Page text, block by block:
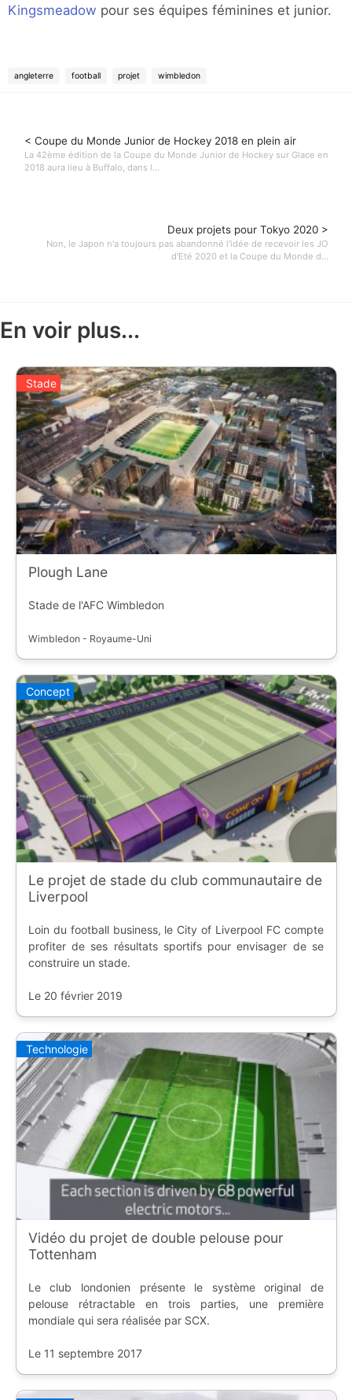
Kingsmeadow pour ses équipes féminines et junior.
angleterre football projet wimbledon
< Coupe du Monde Junior de Hockey 2018 en plein air
La 42ème édition de la Coupe du Monde Junior de Hockey sur Glace en
2018 aura lieu à Buffalo, dans l...
Deux projets pour Tokyo 2020 >
Non, le Japon n'a toujours pas abandonné l'idée de recevoir les JO
d'Eté 2020 et la Coupe du Monde d...
En voir plus...
Stade
Plough Lane
Stade de l'AFC Wimbledon
Wimbledon - Royaume-Uni
Concept
Le projet de stade du club communautaire de
Liverpool
Loin du football business, le City of Liverpool FC compte
profiter de ses résultats sportifs pour envisager de se
construire un stade.
Le 20 février 2019
Technologie
Vidéo du projet de double pelouse pour
Tottenham
Le club londonien présente le système original de
pelouse rétractable en trois parties, une première
mondiale qui sera réalisée par SCX.
Le 11 septembre 2017